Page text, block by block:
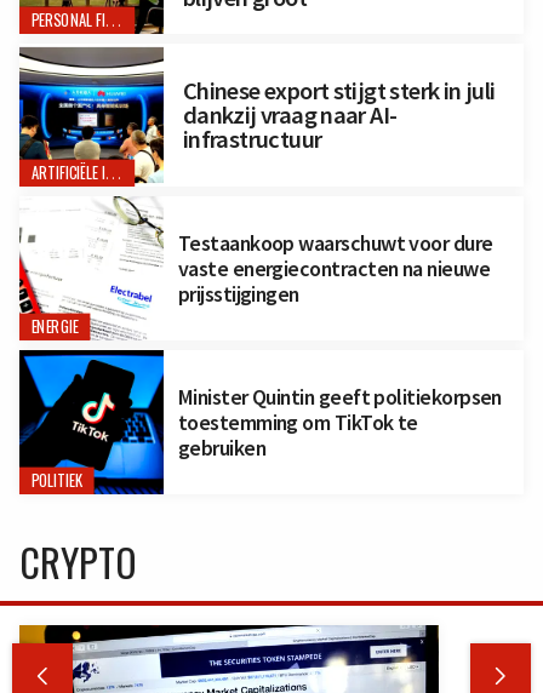
PERSONAL FINANCE
ARTIFICIËLE INTELLIGENTIE
Chinese export stijgt sterk in juli
dankzij vraag naar AI-
infrastructuur
ENERGIE
Testaankoop waarschuwt voor dure
vaste energiecontracten na nieuwe
prijsstijgingen
POLITIEK
Minister Quintin geeft politiekorpsen
toestemming om TikTok te
gebruiken
CRYPTO
 